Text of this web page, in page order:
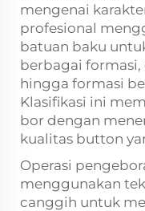
mengenai
profesional
batuan baku
berbagai
hingga formasi
Klasifikasi ini
bor dengan
kualitas button
Operasi
menggunakan
canggih untuk